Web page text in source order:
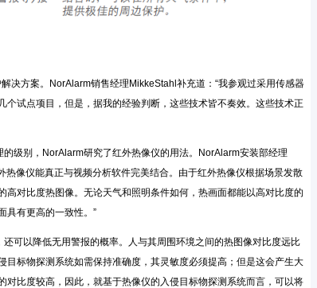
决方案。NorAlarm销售经理MikkeStahl补充道：“我参观过采用传感器
试点项目，但是，据我的经验判断，这些技术皆不奏效。这些技术正
级别，NorAlarm研究了红外热像仪的用法。NorAlarm安装部经理
像仪能真正与视频分析软件完美结合。由于红外热像仪根据场景发散
对比度热图像。无论天气和照明条件如何，热画面都能以高对比度的
具有更高的一致性。”
可以降低无用警报的概率。人与其周围环境之间的热图像对比度远比
标物探测系统如需保持准确度，其灵敏度必须提高；但是这会产生大
比度较高，因此，就基于热像仪的入侵目标物探测系统而言，可以将